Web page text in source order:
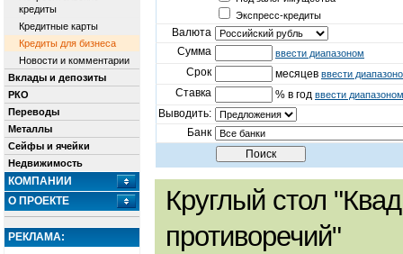
кредиты
Кредитные карты
Кредиты для бизнеса
Новости и комментарии
Вклады и депозиты
РКО
Переводы
Металлы
Сейфы и ячейки
Недвижимость
КОМПАНИИ
О ПРОЕКТЕ
РЕКЛАМА:
Экспресс-кредиты
Валюта
Сумма
ввести диапазоном
Срок месяцев ввести
Ставка % в год ввести диапазоном
Выводить:
Банк
Круглый стол
противоречий"